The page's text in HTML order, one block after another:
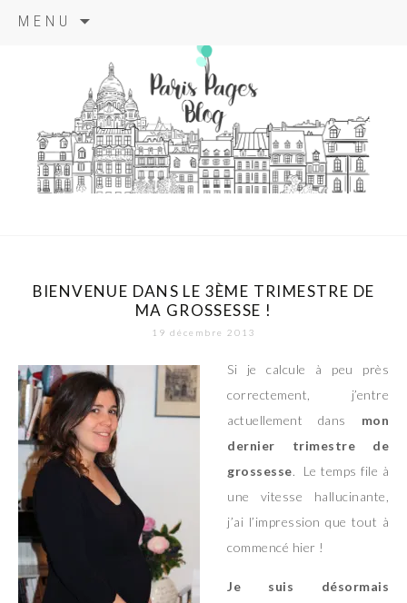
MENU
principal
paris pages
blog
BIENVENUE DANS LE 3ÈME TRIMESTRE DE
MA GROSSESSE !
19 décembre 2013
Si je calcule à peu près
correctement, j’entre
actuellement dans mon
dernier trimestre de
grossesse. Le temps file à
une vitesse hallucinante,
j’ai l’impression que tout à
commencé hier !
Je suis désormais